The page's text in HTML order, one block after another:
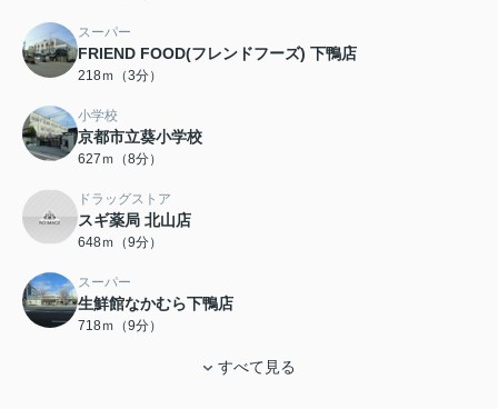
スーパー
FRIEND FOOD(フレンドフーズ) 下鴨店
218ｍ（3分）
小学校
京都市立葵小学校
627ｍ（8分）
ドラッグストア
スギ薬局 北山店
648ｍ（9分）
スーパー
生鮮館なかむら下鴨店
718ｍ（9分）
すべて見る